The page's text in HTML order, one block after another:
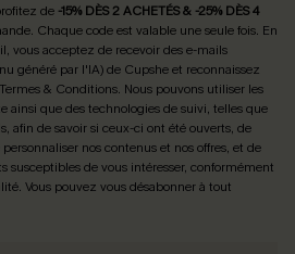
de -15% DÈS 2 ACHETÉS & -25% DÈS 4
Chaque code est valable une seule fois. En
vous acceptez de recevoir des e-mails
généré par l'IA) de Cupshe et reconnaissez
Termes & Conditions. Nous pouvons utiliser les
ainsi que des technologies de suivi, telles que
afin de savoir si ceux-ci ont été ouverts, de
nos contenus et nos offres, et de
susceptibles de vous intéresser, conformément
. Vous pouvez vous désabonner à tout